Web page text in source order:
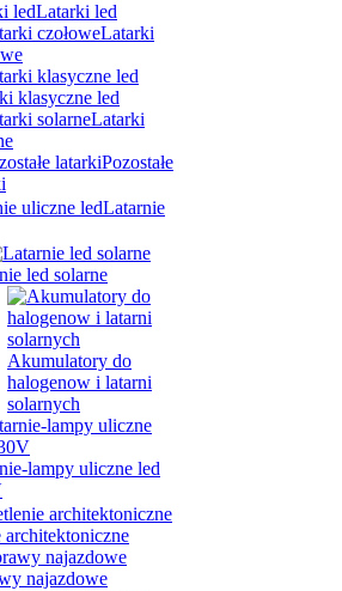
Latarki led
Latarki
klasyczne led
Latarki
Pozostałe
Latarnie
led solarne
Akumulatory do
halogenow i latarni
solarnych
lampy uliczne led
najazdowe